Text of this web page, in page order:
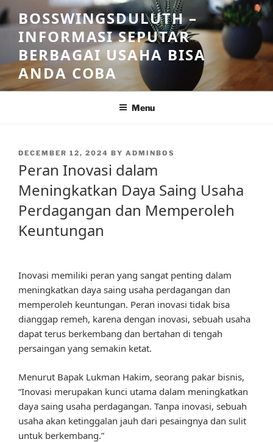
Skip
to
content
BOSSWINGSDULUTH –
INFORMASI SEPUTAR
BERBAGAI USAHA BISA
ANDA COBA
Menu
POSTED
DECEMBER 12, 2024 BY ADMINBOS
Peran Inovasi dalam
Meningkatkan Daya Saing Usaha
Perdagangan dan Memperoleh
Keuntungan
Inovasi memiliki peran yang sangat penting dalam
meningkatkan daya saing usaha perdagangan dan
memperoleh keuntungan. Peran inovasi tidak bisa
dianggap remeh, karena dengan inovasi, sebuah usaha
dapat terus berkembang dan bertahan di tengah
persaingan yang semakin ketat.
Menurut Bapak Lukman Hakim, seorang pakar bisnis,
“Inovasi merupakan kunci utama dalam meningkatkan
daya saing usaha perdagangan. Tanpa inovasi, sebuah
usaha akan ketinggalan jauh dari pesaingnya dan sulit
untuk berkembang.”